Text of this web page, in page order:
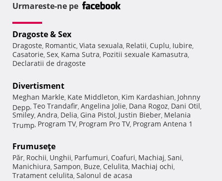
Urmareste-ne pe
Dragoste & Sex
Dragoste, Romantic, Viata sexuala, Relatii, Cuplu, Iubire,
Casatorie, Sex, Kama Sutra, Pozitii sexuale Kamasutra,
Declaratii de dragoste
Divertisment
Meghan Markle, Kate Middleton, Kim Kardashian, Johnny
Depp, Teo Trandafir, Angelina Jolie, Dana Rogoz, Dani Otil,
Smiley, Andra, Delia, Gina Pistol, Justin Bieber, Melania
Trump, Program TV, Program Pro TV, Program Antena 1
Frumuseţe
Păr, Rochii, Unghii, Parfumuri, Coafuri, Machiaj, Sani,
Manichiura, Sampon, Buze, Celulita, Machiaj ochi,
Tratament celulita, Salonul de acasa